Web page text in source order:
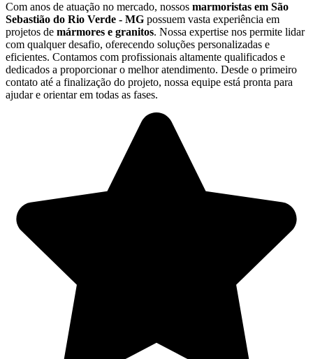
Com anos de atuação no mercado, nossos marmoristas em São
Sebastião do Rio Verde - MG possuem vasta experiência em
projetos de mármores e granitos. Nossa expertise nos permite lidar
com qualquer desafio, oferecendo soluções personalizadas e
eficientes. Contamos com profissionais altamente qualificados e
dedicados a proporcionar o melhor atendimento. Desde o primeiro
contato até a finalização do projeto, nossa equipe está pronta para
ajudar e orientar em todas as fases.